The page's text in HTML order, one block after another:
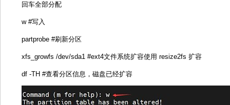
回车全部分配
w #写入
partprobe #刷新分区
xfs_growfs /dev/sda1 #ext4文件系统扩容使用 resize2fs 扩容
df -TH #查看分区信息，磁盘已经扩容